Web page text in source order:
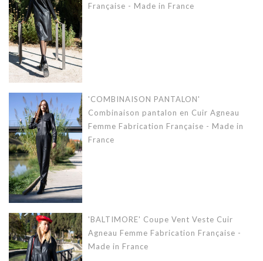
Française - Made in France
'COMBINAISON PANTALON'
Combinaison pantalon en Cuir Agneau
Femme Fabrication Française - Made in
France
'BALTIMORE' Coupe Vent Veste Cuir
Agneau Femme Fabrication Française -
Made in France